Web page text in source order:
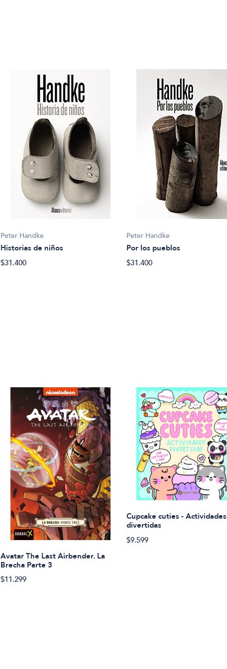
Peter Handke
Historias de niños
$31.400
Peter Handke
Por los pueblos
$31.400
Avatar The Last Airbender. La
Brecha Parte 3
$11.299
Cupcake cuties - Actividades
divertidas
$9.599